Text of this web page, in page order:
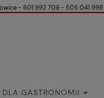
- 601 992 709- 505 041 998
DLA GASTRONOMII